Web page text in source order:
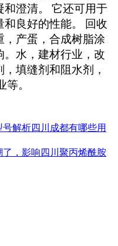
澄清。
它还可用于
良好的性能。
回收
，产蛋，合成树脂涂
。水，建材行业，改
填缝剂和阻水剂，
等。
解析四川成都有哪些用
，影响四川聚丙烯酰胺